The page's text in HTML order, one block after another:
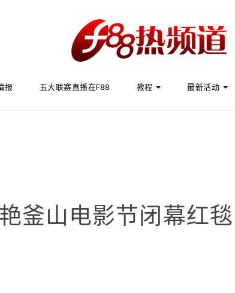
报 五大联赛直播在F88 教程 最新活动
釜山电影节闭幕红